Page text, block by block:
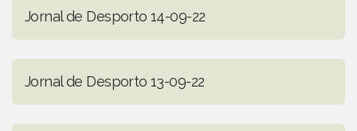
Jornal de Desporto 14-09-22
Jornal de Desporto 13-09-22